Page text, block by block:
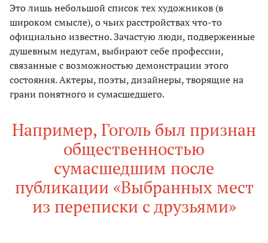
Это лишь небольшой список тех художников (в
широком смысле), о чьих расстройствах что-то
официально известно. Зачастую люди, подверженные
душевным недугам, выбирают себе профессии,
связанные с возможностью демонстрации этого
состояния. Актеры, поэты, дизайнеры, творящие на
грани понятного и сумасшедшего.
Например, Гоголь был признан
общественностью
сумасшедшим после
публикации «Выбранных мест
из переписки с друзьями»